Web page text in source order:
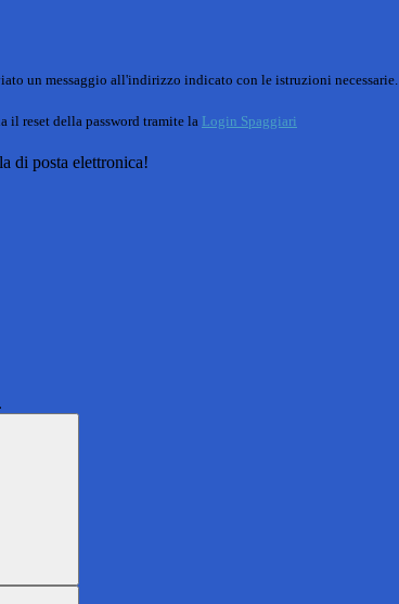
un messaggio all'indirizzo indicato con le istruzioni necessarie.
il reset della password tramite la Login Spaggiari
di posta elettronica!